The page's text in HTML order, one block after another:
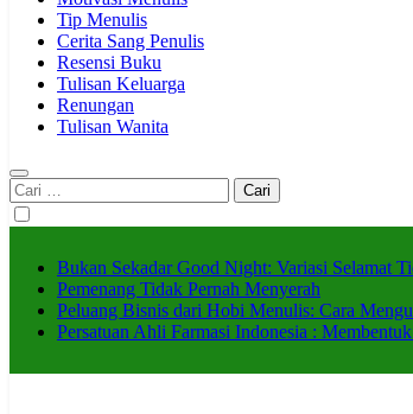
Tip Menulis
Cerita Sang Penulis
Resensi Buku
Tulisan Keluarga
Renungan
Tulisan Wanita
Cari
untuk:
Bukan Sekadar Good Night: Variasi Selamat
Pemenang Tidak Pernah Menyerah
Peluang Bisnis dari Hobi Menulis: Cara
Persatuan Ahli Farmasi Indonesia :